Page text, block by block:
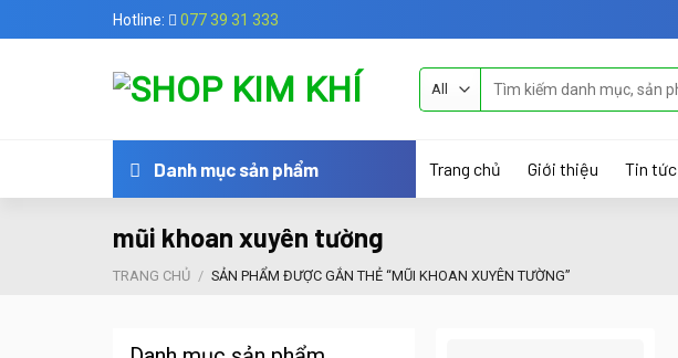
to
Hotline: 077 39 31 333
kiếm:
Danh mục sản phẩm Trang chủ Giới thiệu Tin tức
mũi khoan xuyên tường
TRANG CHỦ / SẢN PHẨM ĐƯỢC GẮN THẺ “MŨI KHOAN XUYÊN TƯỜNG”